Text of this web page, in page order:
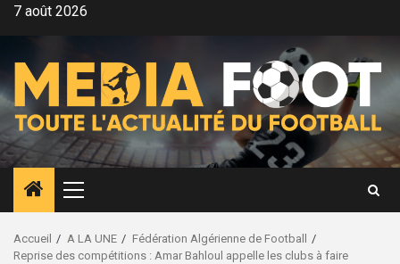
Aller7 août 2026
Menu
principal
Accueil A LA UNE
Fédération Algérienne de Football
Reprise des compétitions : Amar Bahloul appelle les clubs à faire